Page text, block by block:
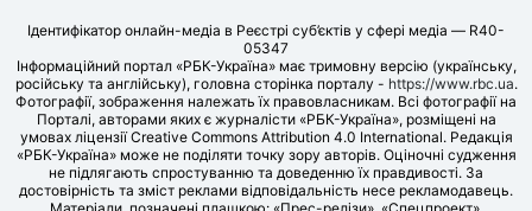
Ідентифікатор онлайн-медіа в Реєстрі суб’єктів у сфері медіа — R40-
05347
Інформаційний портал «РБК-Україна» має тримовну версію (українську,
російську та англійську), головна сторінка порталу - https://www.rbc.ua.
Фотографії, зображення належать їх правовласникам. Всі фотографії на
Порталі, авторами яких є журналісти «РБК-Україна», розміщені на
умовах ліцензії Creative Commons Attribution 4.0 International. Редакція
«РБК-Україна» може не поділяти точку зору авторів. Оціночні судження
не підлягають спростуванню та доведенню їх правдивості. За
достовірність та зміст реклами відповідальність несе рекламодавець.